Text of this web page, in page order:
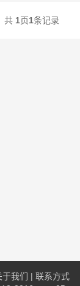
共 1页1条记录
于我们 | 联系方式